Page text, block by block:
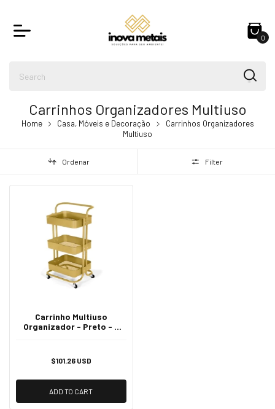
0
Carrinhos Organizadores Multiuso
Home Casa, Móveis e Decoração
Carrinhos Organizadores
Multiuso
Ordenar Filter
Carrinho Multiuso
Organizador - Preto - 3
$101.26 USD
ADD TO CART